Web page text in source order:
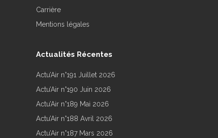
Carrière
Mentions légales
Actualités Récentes
Actu’Air n°191 Juillet 2026
Actu’Air n°190 Juin 2026
Actu’Air n°189 Mai 2026
Actu’Air n°188 Avril 2026
Actu’Air n°187 Mars 2026